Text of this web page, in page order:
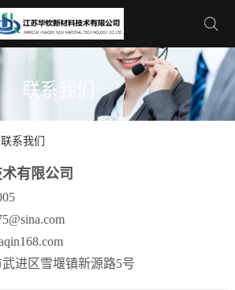
联系我们
联系我们
有限公司
进区雪堰镇新源路5号